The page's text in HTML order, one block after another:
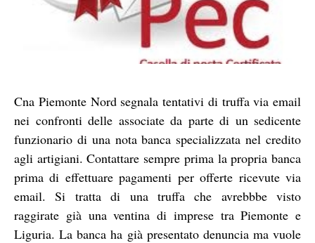
Cna Piemonte Nord segnala tentativi di truffa via email
nei confronti delle associate da parte di un sedicente
funzionario di una nota banca specializzata nel credito
agli artigiani. Contattare sempre prima la propria banca
prima di effettuare pagamenti per offerte ricevute via
email. Si tratta di una truffa che avrebbbe visto
raggirate già una ventina di imprese tra Piemonte e
Liguria. La banca ha già presentato denuncia ma vuole